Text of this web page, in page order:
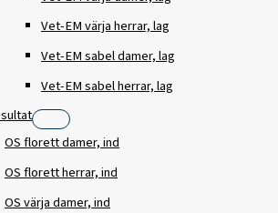
Vet-EM värja herrar, lag
Vet-EM sabel damer, lag
Vet-EM sabel herrar, lag
OS florett damer, ind
OS florett herrar, ind
OS värja damer, ind